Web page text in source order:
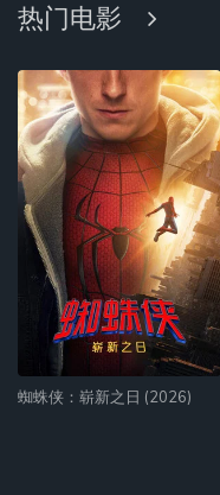
热门电影
蜘蛛侠：崭新之日 (2026)